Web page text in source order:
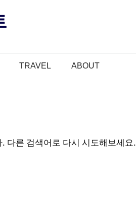
TRAVEL ABOUT
다른 검색어로 다시 시도해보세요.